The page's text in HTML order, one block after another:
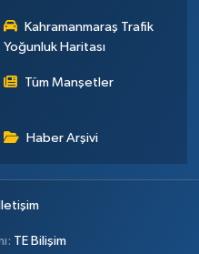
Kahramanmaraş Trafik
Yoğunluk Haritası
Tüm Manşetler
Haber Arşivi
İletişim
TE Bilişim